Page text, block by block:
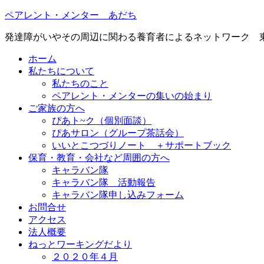
ペアレント・メンター あだち
発達障がいやその周辺に関わる養育者によるネットワーク
ホーム
私たちについて
私たちのこと
ペアレント・メンターの集いの始まり
ご家族の方へ
ぴあト~ク（個別面談）
ぴあサロン（グループ茶話会）
いいとこつづりノート ＋サポートブック
保育・教育・会社など周囲の方へ
キャラバン隊
キャラバン隊 活動報告
キャラバン隊申し込みフォーム
お問合せ
アクセス
法人概要
ねっとワーキングだより
２０２０年４月